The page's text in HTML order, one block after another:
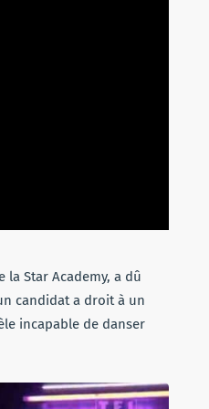
la Star Academy, a dû
candidat a droit à un
incapable de danser